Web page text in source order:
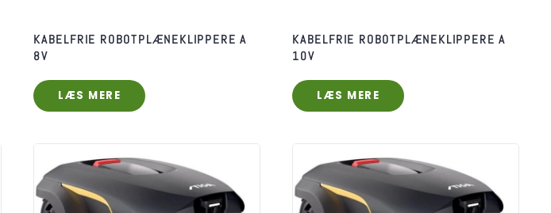
KABELFRIE ROBOTPLÆNEKLIPPERE A
8V
LÆS MERE
KABELFRIE ROBOTPLÆNEKLIPPERE A
10V
LÆS MERE